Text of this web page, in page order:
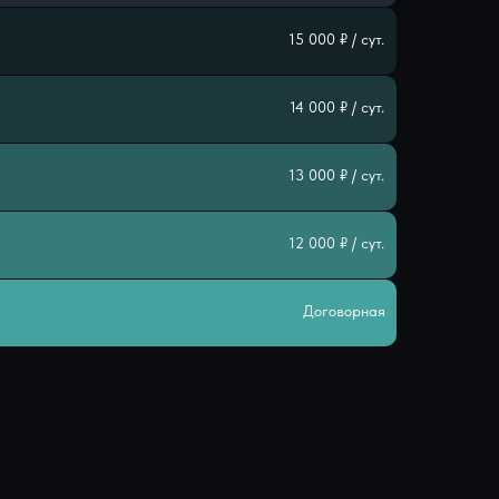
15 000 ₽ / сут.
14 000 ₽ / сут.
13 000 ₽ / сут.
12 000 ₽ / сут.
Договорная